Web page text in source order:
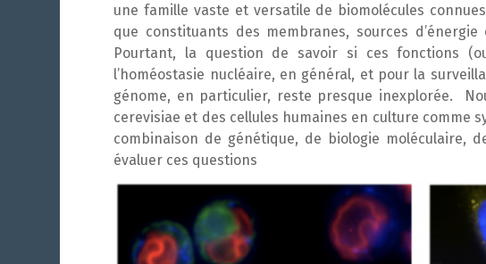
une famille vaste et versatile de biomolécules
que constituants des membranes, sources
Pourtant, la question de savoir si ces fonctions
l’homéostasie nucléaire, en général, et pour la
génome, en particulier, reste presque inexplorée.
cerevisiae et des cellules humaines en culture comme
combinaison de génétique, de biologie moléculaire,
évaluer ces questions